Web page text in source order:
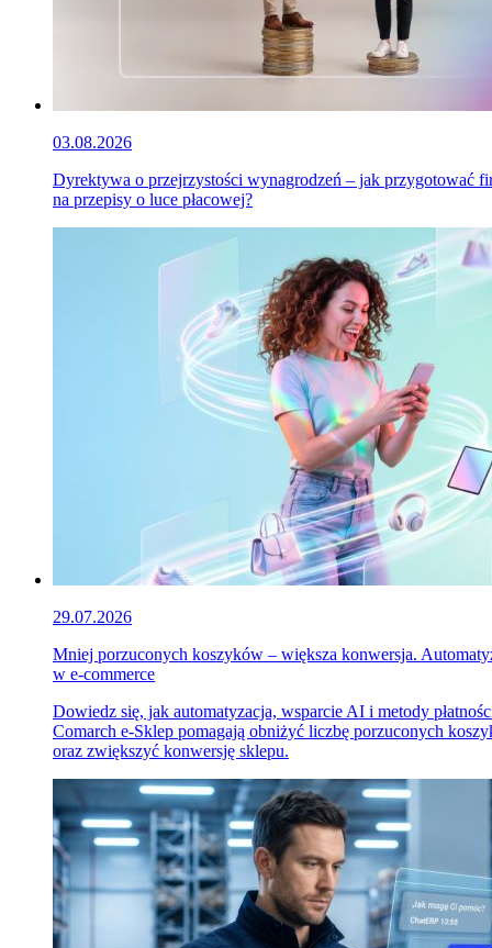
03.08.2026
Dyrektywa o przejrzystości wynagrodzeń – jak przygotować
na przepisy o luce płacowej?
29.07.2026
Mniej porzuconych koszyków – większa konwersja.
w e-commerce
Dowiedz się, jak automatyzacja, wsparcie AI i metody
Comarch e-Sklep pomagają obniżyć liczbę porzuconych
oraz zwiększyć konwersję sklepu.